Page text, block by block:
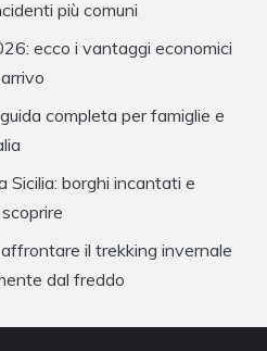
più comuni
ecco i vantaggi economici
completa per famiglie e
Sicilia: borghi incantati e
il trekking invernale
dal freddo